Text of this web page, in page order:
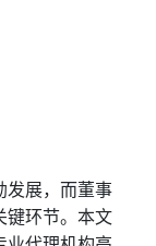
发展，而董事
键环节。本文